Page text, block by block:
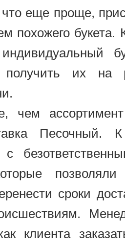
еще проще,
похожего
их на
ассортимент
Песочный.
с
сроки
клиента